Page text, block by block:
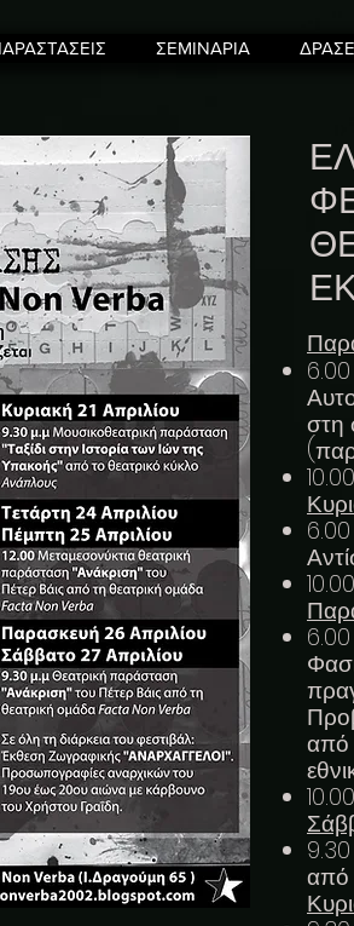
ΣΕΜΙΝΑΡΙΑ
στη
από
από